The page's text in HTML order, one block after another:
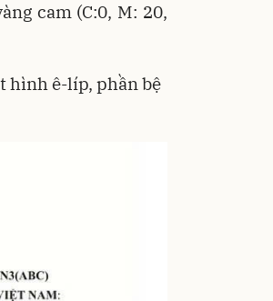
cam (C:0, M: 20,
hình ê-líp, phần bệ